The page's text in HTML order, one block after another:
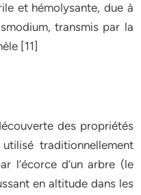
et hémolysante, due à
transmis par la
[11]
des propriétés
traditionnellement
l’écorce d’un arbre (le
en altitude dans les